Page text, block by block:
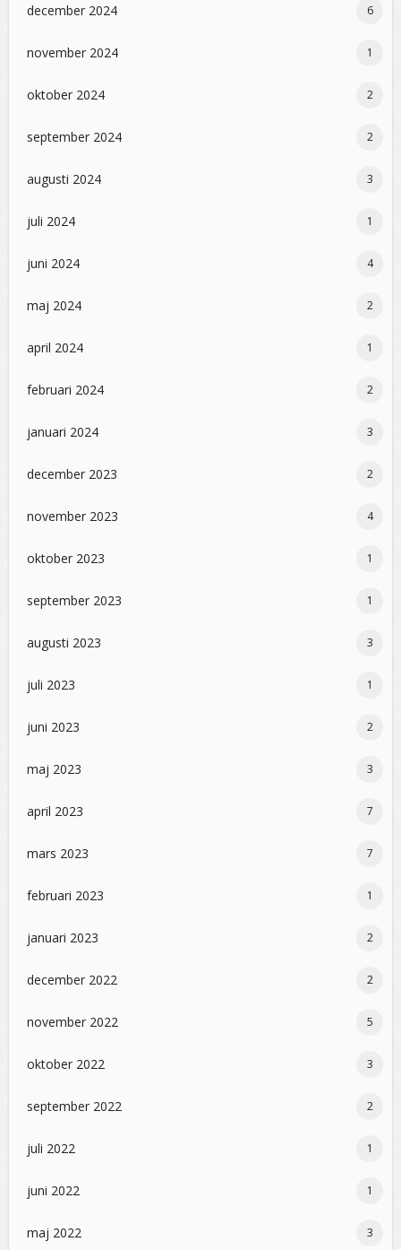
december 2024 6
november 2024 1
oktober 2024 2
september 2024 2
augusti 2024 3
juli 2024 1
juni 2024 4
maj 2024 2
april 2024 1
februari 2024 2
januari 2024 3
december 2023 2
november 2023 4
oktober 2023 1
september 2023 1
augusti 2023 3
juli 2023 1
juni 2023 2
maj 2023 3
april 2023 7
mars 2023 7
februari 2023 1
januari 2023 2
december 2022 2
november 2022 5
oktober 2022 3
september 2022 2
juli 2022 1
juni 2022 1
maj 2022 3